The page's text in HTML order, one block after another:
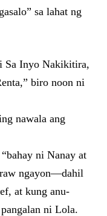
sa lahat ng
Sa Inyo Nakikitira,
biro noon ni
nawala ang
ni Nanay at
raw ngayon—dahil
at kung anu-
ni Lola.